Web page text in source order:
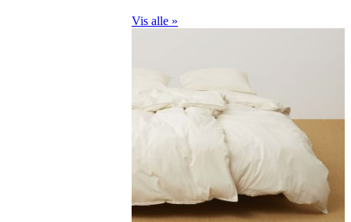
Vis alle »